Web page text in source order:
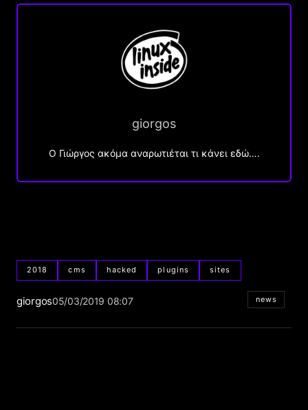
giorgos
Ο Γιώργος ακόμα αναρωτιέται τι κάνει εδώ….
2018 cms hacked plugins sites
giorgos05/03/2019 08:07 news